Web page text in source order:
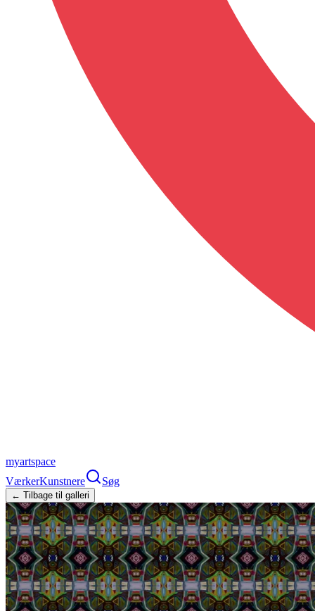
myartspace
VærkerKunstnere Søg
← Tilbage til galleri